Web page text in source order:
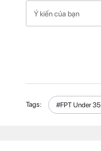
Tags: #FPT Under 35